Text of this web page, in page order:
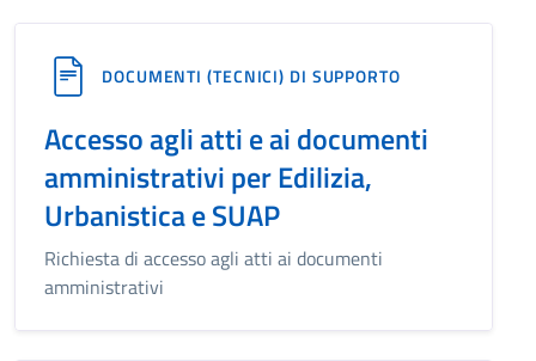
DOCUMENTI (TECNICI) DI SUPPORTO
Accesso agli atti e ai documenti
amministrativi per Edilizia,
Urbanistica e SUAP
Richiesta di accesso agli atti ai documenti
amministrativi